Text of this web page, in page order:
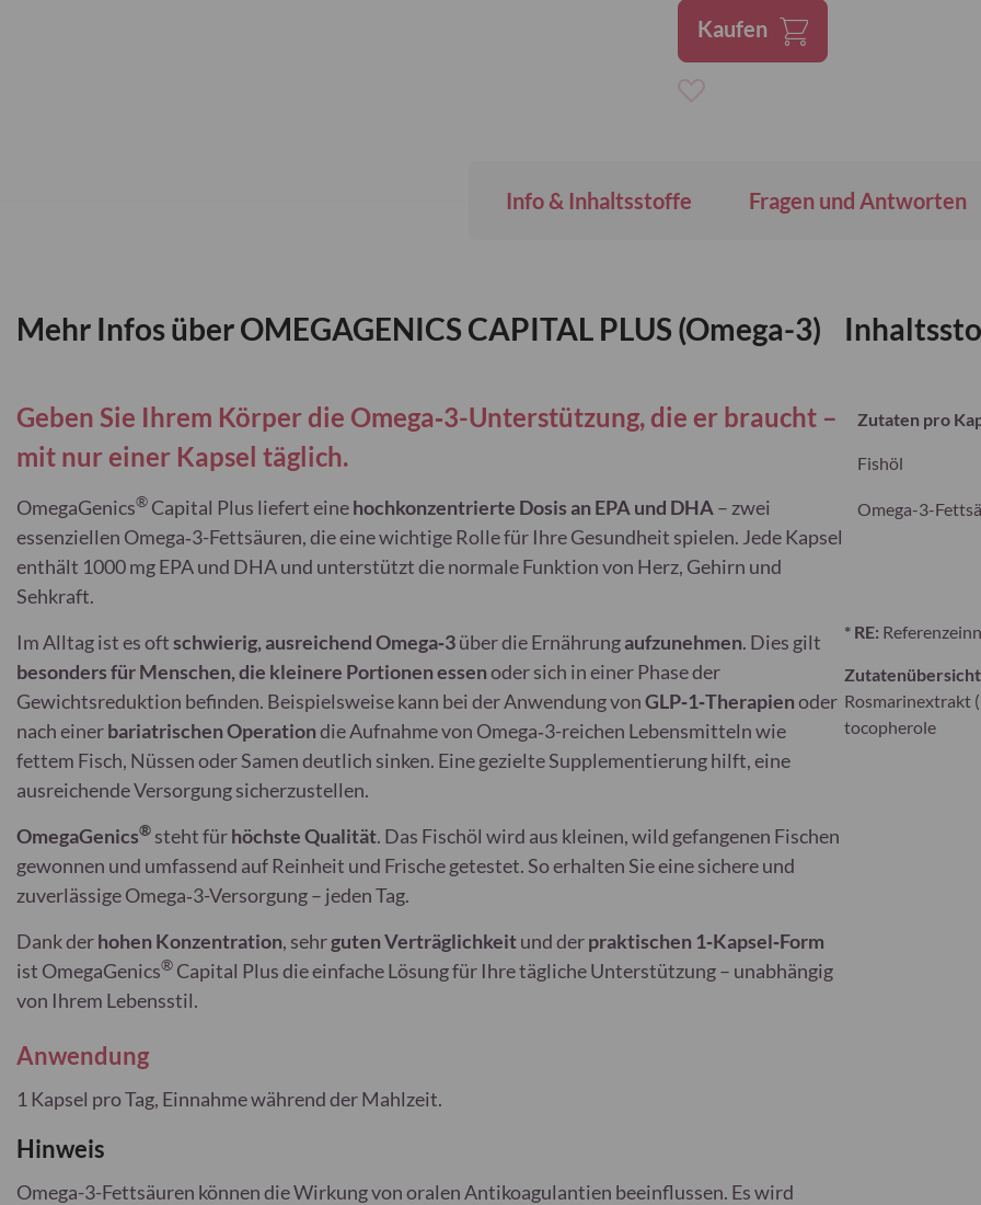
Kaufen
Info & Inhaltsstoffe Fragen und Antworten
Mehr Infos über OMEGAGENICS CAPITAL PLUS (Omega-3)
Geben Sie Ihrem Körper die Omega‑3-Unterstützung, die er braucht –
mit nur einer Kapsel täglich.
OmegaGenics® Capital Plus liefert einehochkonzentrierte Dosis an EPA und DHA – zwei
essenziellen Omega‑3-Fettsäuren, die eine wichtige Rolle für Ihre Gesundheit spielen. Jede Kapsel
enthält 1000 mg EPA und DHA und unterstützt die normale Funktion von Herz, Gehirn und
Sehkraft.
Im Alltag ist es oftschwierig, ausreichend Omega‑3über die Ernährungaufzunehmen. Dies gilt
besonders für Menschen, die kleinere Portionen essenoder sich in einer Phase der
Gewichtsreduktion befinden. Beispielsweise kann bei der Anwendung vonGLP‑1‑Therapienoder
nach einerbariatrischen Operationdie Aufnahme von Omega‑3-reichen Lebensmitteln wie
fettem Fisch, Nüssen oder Samen deutlich sinken. Eine gezielte Supplementierung hilft, eine
ausreichende Versorgung sicherzustellen.
OmegaGenics® steht fürhöchste Qualität. Das Fischöl wird aus kleinen, wild gefangenen Fischen
gewonnen und umfassend auf Reinheit und Frische getestet. So erhalten Sie eine sichere und
zuverlässige Omega‑3-Versorgung – jeden Tag.
Dank derhohen Konzentration, sehrguten Verträglichkeitund derpraktischen 1‑Kapsel‑Form
ist OmegaGenics® Capital Plus die einfache Lösung für Ihre tägliche Unterstützung – unabhängig
von Ihrem Lebensstil.
Anwendung
1 Kapsel pro Tag, Einnahme während der Mahlzeit.
Hinweis
Omega-3-Fettsäuren können die Wirkung von oralen Antikoagulantien beeinflussen. Es wird
Zutaten pro
Fishöl
Omega-3-
* RE:
Zutatenübersicht
Rosmarinextrakt
tocopherole